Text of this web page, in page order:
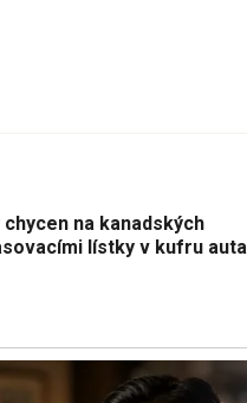
na kanadských
lístky v kufru auta